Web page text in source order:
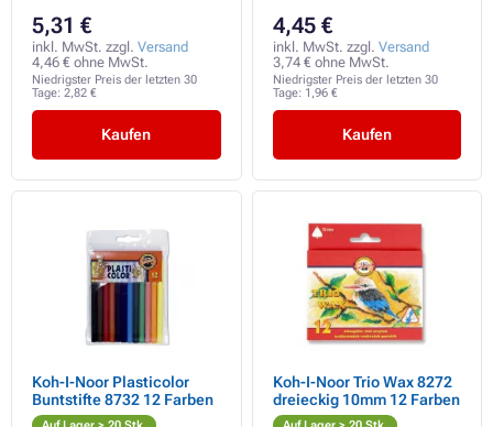
5,31 €
inkl. MwSt. zzgl. Versand
4,46 € ohne MwSt.
Niedrigster Preis der letzten 30
Tage: 2,82 €
Kaufen
4,45 €
inkl. MwSt. zzgl. Versand
3,74 € ohne MwSt.
Niedrigster Preis der letzten 30
Tage: 1,96 €
Kaufen
Koh-I-Noor Plasticolor
Buntstifte 8732 12 Farben
Koh-I-Noor Trio Wax 8272
dreieckig 10mm 12 Farben